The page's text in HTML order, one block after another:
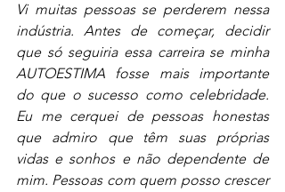
Vi muitas pessoas se perderem nessa
indústria. Antes de começar, decidir
que só seguiria essa carreira se minha
AUTOESTIMA fosse mais importante
do que o sucesso como celebridade.
Eu me cerquei de pessoas honestas
que admiro que têm suas próprias
vidas e sonhos e não dependente de
mim. Pessoas com quem posso crescer